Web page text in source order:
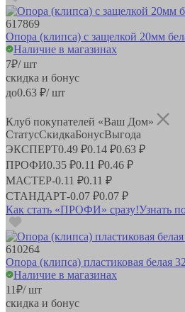
617869
Опора (клипса) с защелкой 20мм
Наличие в магазинах
7₽/ шт
скидка и бонус
до0.63 ₽/ шт
Клуб покупателей «Ваш Дом»
СтатусСкидкаБонусВыгода
ЭКСПЕРТ0.49 ₽0.14 ₽0.63 ₽
ПРОФИ0.35 ₽0.11 ₽0.46 ₽
МАСТЕР-0.11 ₽0.11 ₽
СТАНДАРТ-0.07 ₽0.07 ₽
Как стать «ПРОФИ» сразу!Узнать
610264
Опора (клипса) пластиковая белая
Наличие в магазинах
11₽/ шт
скидка и бонус